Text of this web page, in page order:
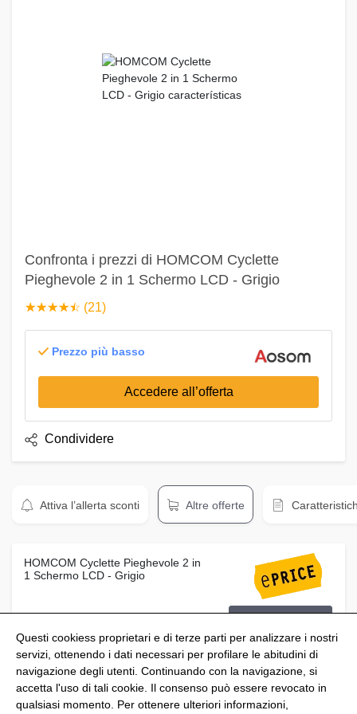
Confronta i prezzi di HOMCOM Cyclette
Pieghevole 2 in 1 Schermo LCD - Grigio
☆☆☆☆☆
★★★★★ (21)
Prezzo più basso
Accedere all’offerta
Condividere
Attiva l’allerta sconti Altre offerte
HOMCOM Cyclette Pieghevole 2 in
1 Schermo LCD - Grigio
Prezzo:
159,95 €
Questi cookiess proprietari e di terze parti per analizzare i nostri
servizi, ottenendo i dati necessari per profilare le abitudini di
navigazione degli utenti. Continuando con la navigazione, si
accetta l'uso di tali cookie. Il consenso può essere revocato in
qualsiasi momento. Per ottenere ulteriori informazioni,